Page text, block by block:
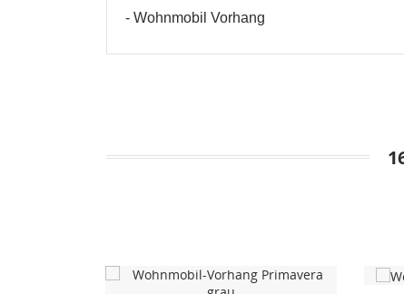
- Wohnmobil Vorhang